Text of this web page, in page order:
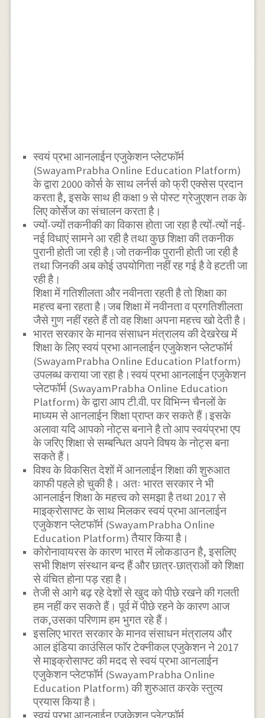
स्वयं प्रभा आनलाईन एजुकेशन प्लेटफॉर्म
(SwayamPrabha Online Education Platform)
के द्वारा 2000 कोर्स के साथ लर्नर्स को फ्री एक्सेस प्रदान
करता है, इसके साथ ही कक्षा 9 से पोस्ट ग्रेजुएशन तक के
लिए कोर्सेज का संचालन करता है।
ज्यों-ज्यों तकनीकी का विकास होता जा रहा है त्यों-त्यों नई-
नई विधाएं सामने आ रही है तथा कुछ शिक्षा की तकनीक
पुरानी होती जा रही है।जो तकनीक पुरानी होती जा रही है
तथा जिनकी अब कोई उपयोगिता नहीं रह गई है वे हटती जा
रही है।
शिक्षा में गतिशीलता और नवीनता रहती है तो शिक्षा का
महत्त्व बना रहता है।जब शिक्षा में नवीनता व प्रगतिशीलता
जैसे गुण नहीं रहते हैं तो वह शिक्षा अपना महत्त्व खो देती है।
भारत सरकार के मानव संसाधन मंत्रालय की देखरेख में
शिक्षा के लिए स्वयं प्रभा आनलाईन एजुकेशन प्लेटफॉर्म
(SwayamPrabha Online Education Platform)
उपलब्ध कराया जा रहा है।स्वयं प्रभा आनलाईन एजुकेशन
प्लेटफॉर्म (SwayamPrabha Online Education
Platform) के द्वारा आप टी.वी. पर विभिन्न चैनलों के
माध्यम से आनलाईन शिक्षा प्राप्त कर सकते हैं।इसके
अलावा यदि आपको नोट्स बनाने है तो आप स्वयंप्रभा एप
के जरिए शिक्षा से सम्बन्धित अपने विषय के नोट्स बना
सकते हैं।
विश्व के विकसित देशों में आनलाईन शिक्षा की शुरुआत
काफी पहले हो चुकी है। अतः भारत सरकार ने भी
आनलाईन शिक्षा के महत्त्व को समझा है तथा 2017 से
माइक्रोसाफ्ट के साथ मिलकर स्वयं प्रभा आनलाईन
एजुकेशन प्लेटफॉर्म (SwayamPrabha Online
Education Platform) तैयार किया है।
कोरोनावायरस के कारण भारत में लोकडाउन है, इसलिए
सभी शिक्षण संस्थान बन्द हैं और छात्र-छात्राओं को शिक्षा
से वंचित होना पड़ रहा है।
तेजी से आगे बढ़ रहे देशों से खुद को पीछे रखने की गलती
हम नहीं कर सकते हैं। पूर्व में पीछे रहने के कारण आज
तक,उसका परिणाम हम भुगत रहे हैं।
इसलिए भारत सरकार के मानव संसाधन मंत्रालय और
आल इंडिया काउंसिल फाॅर टेक्नीकल एजुकेशन ने 2017
से माइक्रोसाफ्ट की मदद से स्वयं प्रभा आनलाईन
एजुकेशन प्लेटफॉर्म (SwayamPrabha Online
Education Platform) की शुरुआत करके स्तुत्य
प्रयास किया है।
स्वयं प्रभा आनलाईन एजुकेशन प्लेटफॉर्म